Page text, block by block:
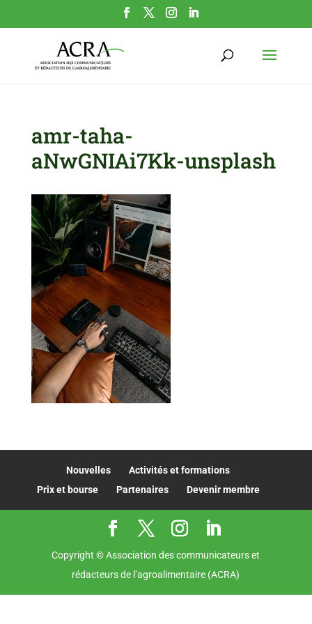
amr-taha-
aNwGNIAi7Kk-unsplash
Nouvelles
Activités et formations
Prix et bourse
Partenaires Devenir membre
Copyright © Association des communicateurs et
rédacteurs de l’agroalimentaire (ACRA)